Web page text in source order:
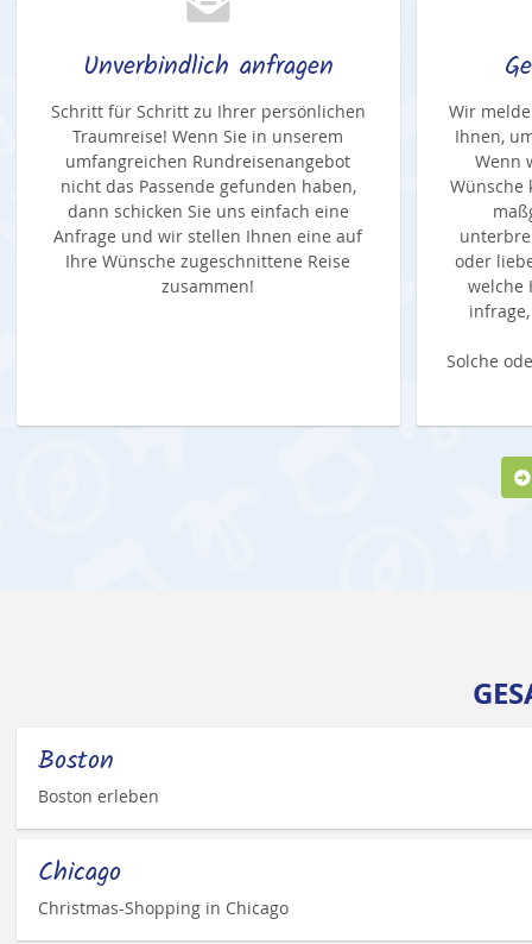
Unverbindlich anfragen
Schritt für Schritt zu Ihrer persönlichen
Traumreise! Wenn Sie in unserem
umfangreichen Rundreisenangebot
nicht das Passende gefunden haben,
dann schicken Sie uns einfach eine
Anfrage und wir stellen Ihnen eine auf
Ihre Wünsche zugeschnittene Reise
zusammen!
Wir
Ihnen,
Wenn
Wünsche
oder
welche
Solche
Boston
Boston erleben
Chicago
Christmas-Shopping in Chicago